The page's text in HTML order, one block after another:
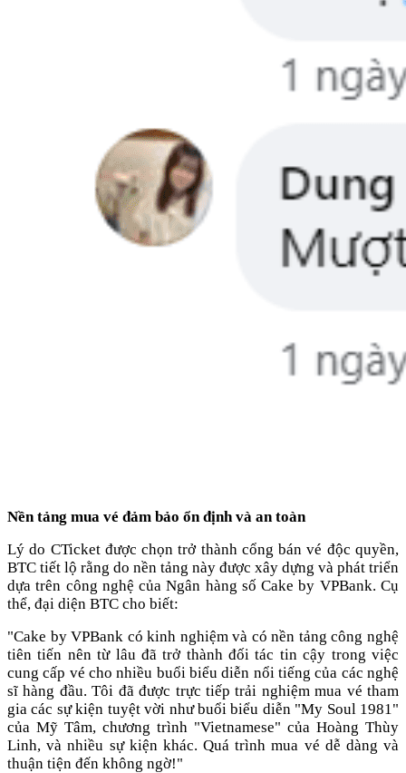
Nền tảng mua vé đảm bảo ổn định và an toàn
Lý do CTicket được chọn trở thành cổng bán vé độc quyền,
BTC tiết lộ rằng do nền tảng này được xây dựng và phát triển
dựa trên công nghệ của Ngân hàng số Cake by VPBank. Cụ
thể, đại diện BTC cho biết:
"Cake by VPBank có kinh nghiệm và có nền tảng công nghệ
tiên tiến nên từ lâu đã trở thành đối tác tin cậy trong việc
cung cấp vé cho nhiều buổi biểu diễn nổi tiếng của các nghệ
sĩ hàng đầu. Tôi đã được trực tiếp trải nghiệm mua vé tham
gia các sự kiện tuyệt vời như buổi biểu diễn "My Soul 1981"
của Mỹ Tâm, chương trình "Vietnamese" của Hoàng Thùy
Linh, và nhiều sự kiện khác. Quá trình mua vé dễ dàng và
thuận tiện đến không ngờ!"